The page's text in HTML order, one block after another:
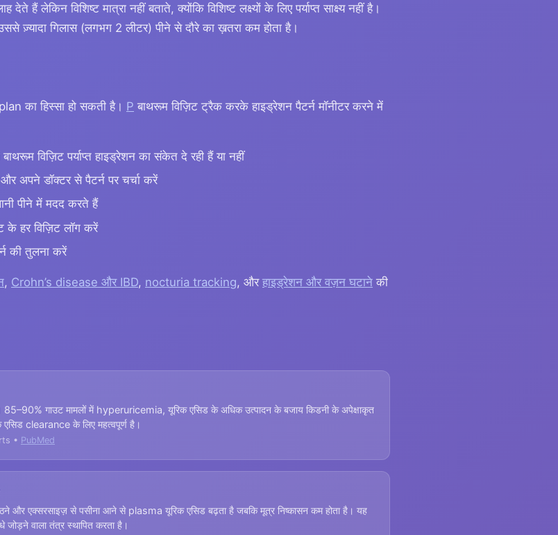
हैं लेकिन विशिष्ट मात्रा नहीं बताते, क्योंकि विशिष्ट लक्ष्यों के लिए पर्याप्त साक्ष्य नहीं है।
ज़्यादा गिलास (लगभग 2 लीटर) पीने से दौरे का ख़तरा कम होता है।
का हिस्सा हो सकती है। P बाथरूम विज़िट ट्रैक करके हाइड्रेशन पैटर्न मॉनीटर करने में
विज़िट पर्याप्त हाइड्रेशन का संकेत दे रही हैं या नहीं
अपने डॉक्टर से पैटर्न पर चर्चा करें
पीने में मदद करते हैं
के हर विज़िट लॉग करें
की तुलना करें
, Crohn’s disease और IBD, nocturia tracking, और हाइड्रेशन और वज़न घटाने की
85–90% गाउट मामलों में hyperuricemia, यूरिक एसिड के अधिक उत्पादन के बजाय किडनी के अपेक्षाकृत
एसिड clearance के लिए महत्वपूर्ण है।
• PubMed
और एक्सरसाइज़ से पसीना आने से plasma यूरिक एसिड बढ़ता है जबकि मूत्र निष्कासन कम होता है। यह
वाला तंत्र स्थापित करता है।